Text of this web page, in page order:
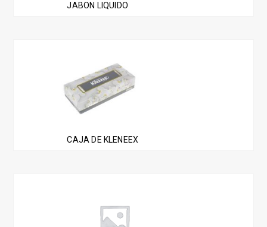
JABON LIQUIDO
CAJA DE KLENEEX